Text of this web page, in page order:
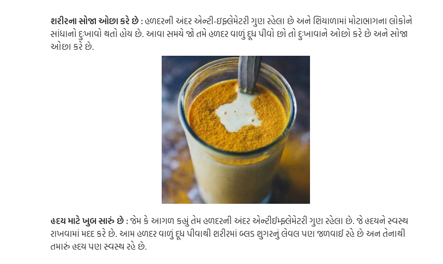
શરીરના સોજા ઓછા કરે છે :હળદરની અંદર એન્ટી-ઇફ્લેમેટરી ગુણ રહેલા છે અને શિયાળામાં મોટાભાગના લોકોને
સાંધાનો દુઃખાવો થતો હોય છે. આવા સમયે જો તમે હળદર વાળું દૂધ પીવો છો તો દુઃખાવાને ઓછો કરે છે અને સોજા
ઓછા કરે છે.
હૃદય માટે ખુબ સારું છે :જેમ કે આગળ કહ્યું તેમ હળદરની અંદર એન્ટીઈમ્ફ્લેમેટરી ગુણ રહેલા છે. જે હૃદયને સ્વસ્થ
રાખવામાં મદદ કરે છે. આમ હળદર વાળું દૂધ પીવાથી શરીરમાં બ્લડ શુગરનું લેવલ પણ જળવાઈ રહે છે અન તેનાથી
તમારું હૃદય પણ સ્વસ્થ રહે છે.